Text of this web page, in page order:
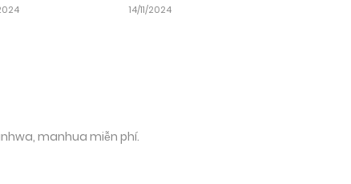
14/11/2024
manhua miễn phí.